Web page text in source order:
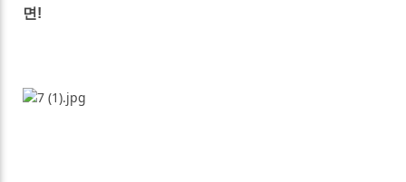
면!